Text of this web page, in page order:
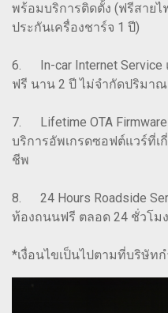
พร้อมบริการติดตั้ง (ฟรีสายไ
ประกันเครื่องชาร์จ 1 ปี)
6. In-car Internet Service
ฟรี นาน 2 ปี ไม่จำกัดปริมา
7. Lifetime OTA
บริการอัพเกรดซอฟต์แวร์ที่
ชีพ
8. 24 Hours Roadside
ท้องถนนฟรี ตลอด 24 ชั่วโม
*เงื่อนไขเป็นไปตามที่บริษัท